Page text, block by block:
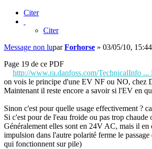
Citer
Citer
Message non luparForhorse » 03/05/10, 15:44
Page 19 de ce PDF
http://www.ra.danfoss.com/TechnicalInfo
on vois le principe d'une EV NF ou NO, chez
Maintenant il reste encore a savoir si l'EV en
Sinon c'est pour quelle usage effectivement ?
Si c'est pour de l'eau froide ou pas trop chaude
Généralement elles sont en 24V AC, mais il
impulsion dans l'autre polarité ferme le
qui fonctionnent sur pile)